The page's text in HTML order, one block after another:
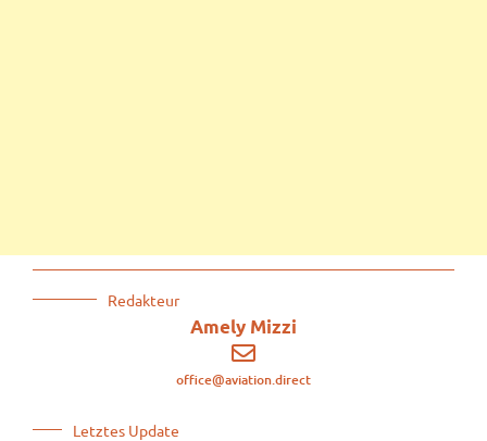
Redakteur
Amely Mizzi
office@aviation.direct
Letztes Update